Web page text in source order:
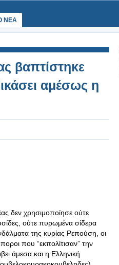
NEA
βαπτίστηκε
αμέσως η
δεν χρησιμοποίησε ούτε
ούτε πυρωμένα σίδερα
της κυρίας Ρεπούση, οι
που “εκπολίτισαν” την
άμεσα και η Ελληνική